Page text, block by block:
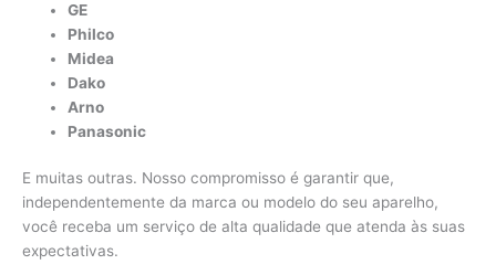
GE
Philco
Midea
Dako
Arno
Panasonic
E muitas outras. Nosso compromisso é garantir que,
independentemente da marca ou modelo do seu aparelho,
você receba um serviço de alta qualidade que atenda às suas
expectativas.